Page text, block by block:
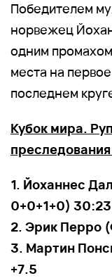
Победителем
норвежец
одним
места на
последнем
Кубок мира.
1. Йоханнес
0+0+1+0)
2. Эрик Перро
3. Мартин
+7.5